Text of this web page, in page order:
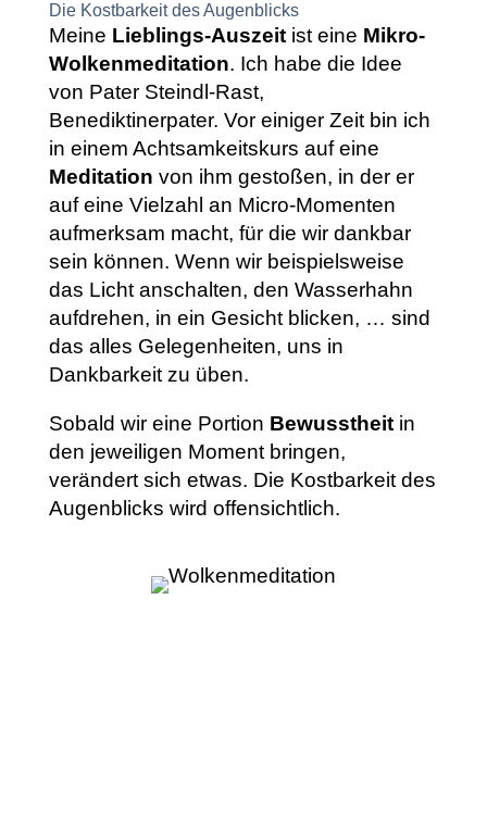
Die Kostbarkeit des Augenblicks
Meine Lieblings-Auszeitist eine Mikro-
Wolkenmeditation. Ich habe die Idee
von Pater Steindl-Rast,
Benediktinerpater. Vor einiger Zeit bin ich
in einem Achtsamkeitskurs auf eine
Meditation von ihm gestoßen, in der er
auf eine Vielzahl an Micro-Momenten
aufmerksam macht, für die wir dankbar
sein können. Wenn wir beispielsweise
das Licht anschalten, den Wasserhahn
aufdrehen, in ein Gesicht blicken, … sind
das alles Gelegenheiten, uns in
Dankbarkeit zu üben.
Sobald wir eine Portion Bewusstheitin
den jeweiligen Moment bringen,
verändert sich etwas. Die Kostbarkeit des
Augenblicks wird offensichtlich.